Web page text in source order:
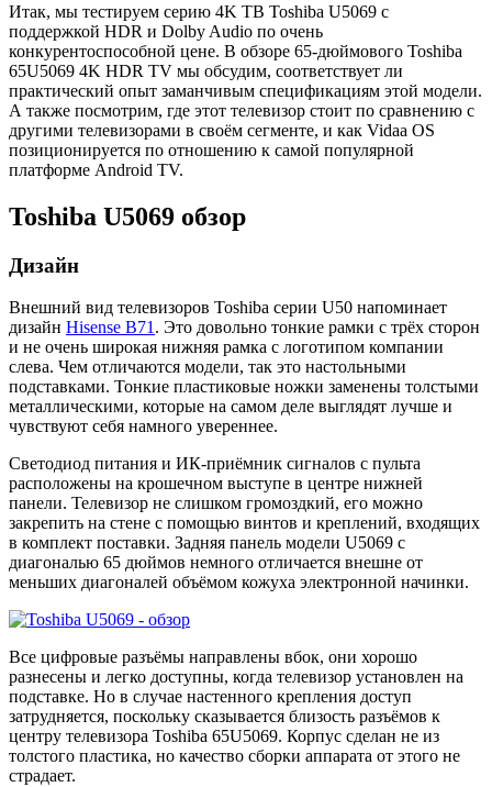
Итак, мы тестируем серию 4K ТВ Toshiba U5069 с
поддержкой HDR и Dolby Audio по очень
конкурентоспособной цене. В обзоре 65-дюймового Toshiba
65U5069 4K HDR TV мы обсудим, соответствует ли
практический опыт заманчивым спецификациям этой модели.
А также посмотрим, где этот телевизор стоит по сравнению с
другими телевизорами в своём сегменте, и как Vidaa OS
позиционируется по отношению к самой популярной
платформе Android TV.
Toshiba U5069 обзор
Дизайн
Внешний вид телевизоров Toshiba серии U50 напоминает
дизайн Hisense B71 . Это довольно тонкие рамки с трёх сторон
и не очень широкая нижняя рамка с логотипом компании
слева. Чем отличаются модели, так это настольными
подставками. Тонкие пластиковые ножки заменены толстыми
металлическими, которые на самом деле выглядят лучше и
чувствуют себя намного увереннее.
Светодиод питания и ИК-приёмник сигналов с пульта
расположены на крошечном выступе в центре нижней
панели. Телевизор не слишком громоздкий, его можно
закрепить на стене с помощью винтов и креплений, входящих
в комплект поставки. Задняя панель модели U5069 с
диагональю 65 дюймов немного отличается внешне от
меньших диагоналей объёмом кожуха электронной начинки.
Все цифровые разъёмы направлены вбок, они хорошо
разнесены и легко доступны, когда телевизор установлен на
подставке. Но в случае настенного крепления доступ
затрудняется, поскольку сказывается близость разъёмов к
центру телевизора Toshiba 65U5069. Корпус сделан не из
толстого пластика, но качество сборки аппарата от этого не
страдает.